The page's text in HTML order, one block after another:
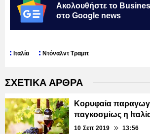
Ακολουθήστε το
στο Google news
Ιταλία Ντόναλντ Τραμπ
ΣΧΕΤΙΚΑ ΑΡΘΡΑ
Κορυφαία
παγκοσμίως η
10 Σεπ 2019 13:56